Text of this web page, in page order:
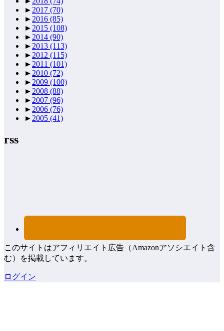
► 2017 (70)
► 2016 (85)
► 2015 (108)
► 2014 (90)
► 2013 (113)
► 2012 (115)
► 2011 (101)
► 2010 (72)
► 2009 (100)
► 2008 (88)
► 2007 (96)
► 2006 (76)
► 2005 (41)
rss
このサイトはアフィリエイト広告（Amazonアソシエイト含
む）を掲載しています。
ログイン